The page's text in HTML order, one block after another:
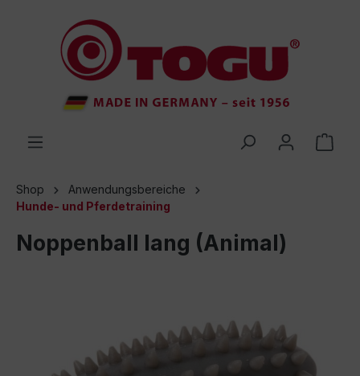
springen
Shop
Anwendungsbereiche
Hunde- und Pferdetraining
Noppenball lang (Animal)